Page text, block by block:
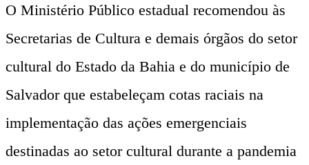
O Ministério Público estadual recomendou às
Secretarias de Cultura e demais órgãos do setor
cultural do Estado da Bahia e do município de
Salvador que estabeleçam cotas raciais na
implementação das ações emergenciais
destinadas ao setor cultural durante a pandemia